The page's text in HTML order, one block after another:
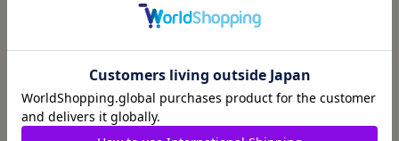
「RISING STAR
GUIDE 2026」2Lブ
ロマイド／稀惺か
ずと
2026/3/17発売
¥400
「RISING STAR
GUIDE 2026」2Lブ
ロマイド／蒼波黎
2026/3/17発売
「RISING STAR
GUIDE 2026」2Lブ